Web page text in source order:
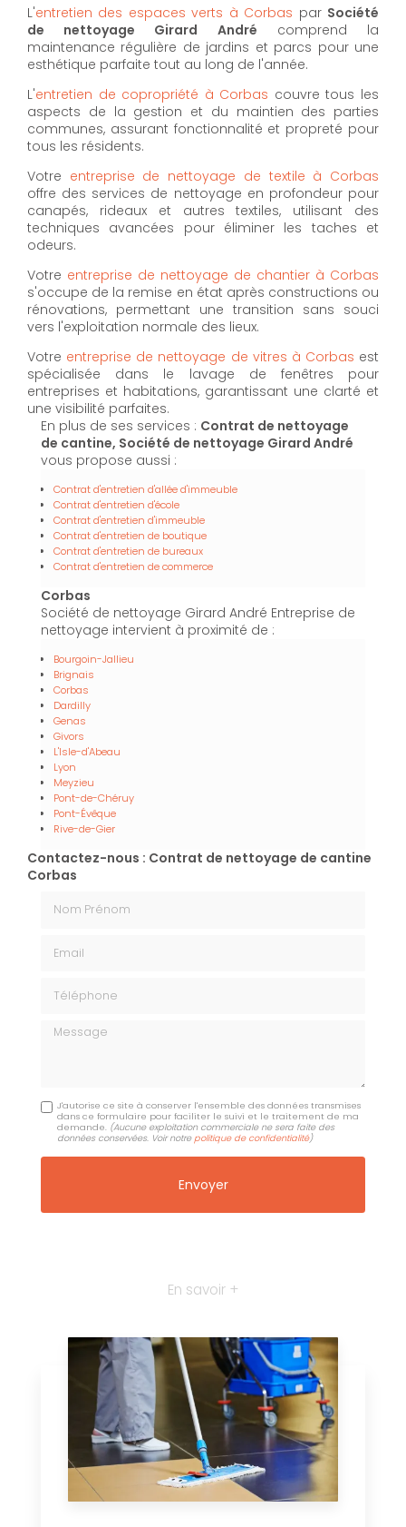
L'entretien des espaces verts à Corbas par Société
de nettoyage Girard André comprend la
maintenance régulière de jardins et parcs pour une
esthétique parfaite tout au long de l'année.
L'entretien de copropriété à Corbas couvre tous les
aspects de la gestion et du maintien des parties
communes, assurant fonctionnalité et propreté pour
tous les résidents.
Votre entreprise de nettoyage de textile à Corbas
offre des services de nettoyage en profondeur pour
canapés, rideaux et autres textiles, utilisant des
techniques avancées pour éliminer les taches et
odeurs.
Votre entreprise de nettoyage de chantier à Corbas
s'occupe de la remise en état après constructions ou
rénovations, permettant une transition sans souci
vers l'exploitation normale des lieux.
Votre entreprise de nettoyage de vitres à Corbas est
spécialisée dans le lavage de fenêtres pour
entreprises et habitations, garantissant une clarté et
une visibilité parfaites.
En plus de ses services : Contrat de nettoyage
de cantine, Société de nettoyage Girard André
vous propose aussi :
Contrat d'entretien d'allée d'immeuble
Contrat d'entretien d'école
Contrat d'entretien d'immeuble
Contrat d'entretien de boutique
Contrat d'entretien de bureaux
Contrat d'entretien de commerce
Corbas
Société de nettoyage Girard André Entreprise de
nettoyage intervient à proximité de :
Bourgoin-Jallieu
Brignais
Corbas
Dardilly
Genas
Givors
L'Isle-d'Abeau
Lyon
Meyzieu
Pont-de-Chéruy
Pont-Évêque
Rive-de-Gier
Contactez-nous : Contrat de nettoyage de cantine
Corbas
Message
J'autorise ce site à conserver l'ensemble des données transmises
dans ce formulaire pour faciliter le suivi et le traitement de ma
demande. (Aucune exploitation commerciale ne sera faite des
données conservées. Voir notre politique de confidentialité)
En savoir +